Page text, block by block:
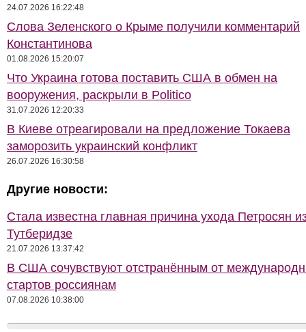
24.07.2026 16:22:48
Слова Зеленского о Крыме получили комментарий
Константинова
01.08.2026 15:20:07
Что Украина готова поставить США в обмен на
вооружения, раскрыли в Politico
31.07.2026 12:20:33
В Киеве отреагировали на предложение Токаева
заморозить украинский конфликт
26.07.2026 16:30:58
Другие новости:
Стала известна главная причина ухода Петросян
Тутберидзе
21.07.2026 13:37:42
В США сочувствуют отстранённым от
стартов россиянам
07.08.2026 10:38:00